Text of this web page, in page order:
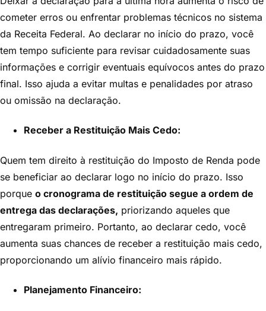
cometer erros ou enfrentar problemas técnicos no sistema
da Receita Federal. Ao declarar no início do prazo, você
tem tempo suficiente para revisar cuidadosamente suas
informações e corrigir eventuais equívocos antes do prazo
final. Isso ajuda a evitar multas e penalidades por atraso
ou omissão na declaração.
Receber a Restituição Mais Cedo:
Quem tem direito à restituição do Imposto de Renda pode
se beneficiar ao declarar logo no início do prazo. Isso
porque o cronograma de restituição segue a ordem de
entrega das declarações, priorizando aqueles que
entregaram primeiro. Portanto, ao declarar cedo, você
aumenta suas chances de receber a restituição mais cedo,
proporcionando um alívio financeiro mais rápido.
Planejamento Financeiro: